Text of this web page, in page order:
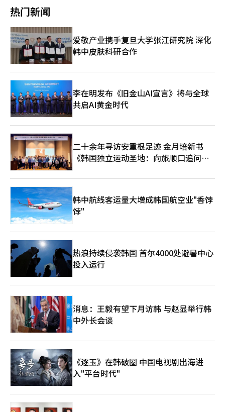
门，导致移动和家电等DX部门员工的被忽视感加剧。 实际上，内
接近超企业工会DX部门成员的一半。有观点认为，超企业工会的
过半工会地位可能会受到动摇。 韩国半导体产业协会常务安基贤
表示：“企业总裁和政府部门都在呼吁达成谈判协议的情况下，劳
资双方都应考虑到罢工带来的灾难性风险，带着灵活的方案回到谈
译与编辑。
频通话，幽默地表示：“丈夫遵守了约定。” 同一天，他在员工
认为，李会长每次到现场时都与员工共进餐的“餐盘管理”方式，
表达了他希望与员工真正沟通的诚意，而非仅在新闻或电视中展现
的距离感。 尤其是此次信息与传统财阀形象有所不同。他选择了
低姿态的沟通，而非强硬的指示或单方面的声明。李会长在向客户
和国民道歉后，使用了“大家庭”这一表达，表明他并不将此事仅
视为内部谈判问题，而是看作三星整体的信任问题。 三星电子劳
资双方在绩效奖金的计算方式和支付标准的制度化问题上持续对
峙。11日至12日举行的第一次事后调整未能达成共识，罢工的可
能性加大。 李会长的呼吁是否能促成劳资谈判的成功尚难以确
定，因为在核心争议的绩效奖金制度化问题上仍需找到实质性接触
点。然而，作为总裁，他直接承认责任并请求对话，意味着劳资双
方在坚持强硬立场时将面临更大的压力。 政府的积极调解努力也
引人注目。劳动部在事后调整未果后，分别与劳资双方接触，呼吁
恢复对话，真诚的劝说为谈判重启创造了良好氛围。 业界人士表
示：“李会长的此次信息不仅是简单的道歉，而是总裁愿意直接承
的关键阶段，劳资双方都需要寻找出路。”※ 本报道经人工智能
（AI）系统翻译与编辑。
方通过对话与妥协共同解决这一危机，而非做出极端选择"。 他还
指出，"18日的谈判是阻止罢工的实质性机会"，并呼吁"劳资双方
都不应轻视这一时刻的分量"。 金总理解释称，三星电子占韩国出
口的22.8%（2026年第一季度），其市值占整体市值的26%，并
且是国内最大的雇主，员工超过12万人，与1700多家合作伙伴共
同构成了韩国经济的核心支柱。 金总理表示，"如果此次罢工实
现，我们将面临的经济损失将超出想象"，并指出，"三星电子的半
导体工厂即使停工一天，预计也会造成高达1万亿韩元的直接损
失"。 他进一步指出，"更令人担忧的是，由于半导体生产线的特
性，短暂的停工将导致数月的瘫痪"，并表示，"如果因罢工导致晶
圆报废，经济损失可能高达100万亿韩元"。 金总理补充道，"最令
人担忧的是，韩国在全球人工智能半导体竞争中艰难获得的战略优
势可能会被竞争对手完全夺走"。 金总理再次强烈请求三星电子劳
赢方案"。 他还表示，"政府将在任何情况下全力支持劳资之间的
对话，以确保不发生罢工"，并再次请求"劳资双方共同寻找有利于
韩国经济和企业未来的共赢之路"。 金总理强调，"然而，如果因
罢工导致国民经济遭受巨大损害，政府将不得不采取包括紧急调解
在内的所有可能应对措施来保护国民经济"。※ 本报道经人工智能
（AI）系统翻译与编辑。
热门新闻
爱敬产业携手复旦大学张江研究院 深化
韩中皮肤科研合作
李在明发布《旧金山AI宣言》将与全球
共启AI黄金时代
二十余年寻访安重根足迹 金月培新书
《韩国独立运动圣地：向旅顺口追问历
韩中航线客运量大增成韩国航空业"香饽
饽"
热浪持续侵袭韩国 首尔4000处避暑中心
投入运行
消息：王毅有望下月访韩 与赵显举行韩
中外长会谈
《逐玉》在韩破圈 中国电视剧出海进
入"平台时代"